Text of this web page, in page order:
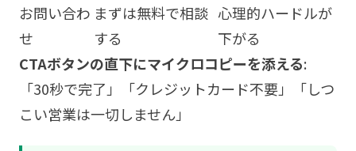
お問い合わ
せ
まずは無料で相談
する
心理的ハードルが
下がる
CTAボタンの直下にマイクロコピーを添える:
「30秒で完了」「クレジットカード不要」「しつ
こい営業は一切しません」